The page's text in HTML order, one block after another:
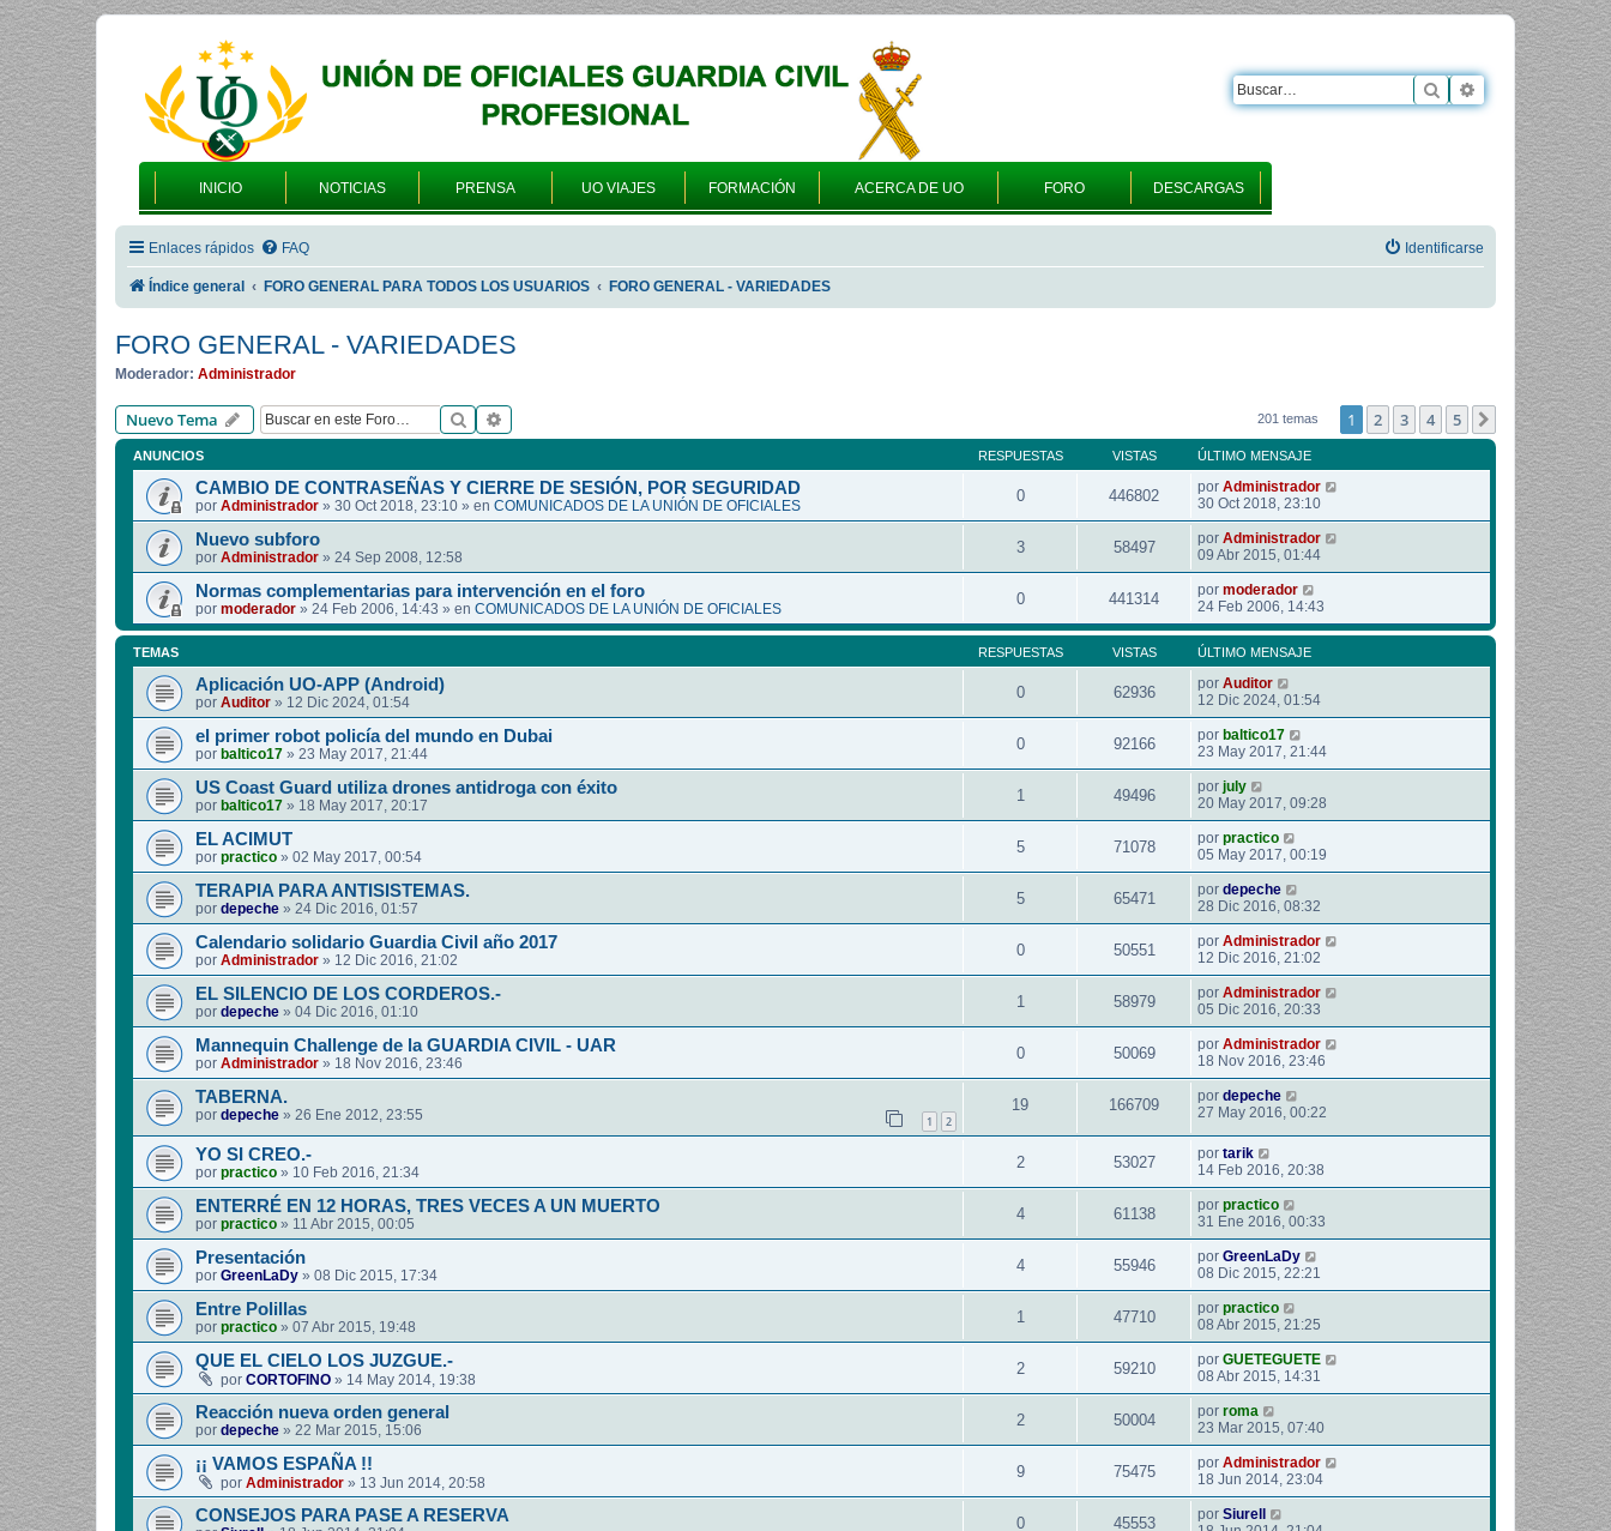
INICIO NOTICIAS PRENSA UO VIAJES FORMACIÓN ACERCA DE UO FORO DESCARGAS
Buscar Búsqueda
Enlaces rápidos FAQ Identificarse
Índice general FORO GENERAL PARA TODOS LOS USUARIOS FORO GENERAL - VARIEDADES
FORO GENERAL - VARIEDADES
Moderador: Administrador
Nuevo Tema Buscar 201 temas 1 2 3 4 5 Siguiente
ANUNCIOS RESPUESTAS VISTAS ÚLTIMO MENSAJE
CAMBIO DE CONTRASEÑAS Y CIERRE DE SESIÓN, POR SEGURIDAD
por Administrador » 30 Oct 2018, 23:10 » en COMUNICADOS DE LA UNIÓN DE OFICIALES
0 446802 por Administrador
30 Oct 2018, 23:10
Nuevo subforo
por Administrador » 24 Sep 2008, 12:58
3 58497 por Administrador
09 Abr 2015, 01:44
Normas complementarias para intervención en el foro
por moderador » 24 Feb 2006, 14:43 » en COMUNICADOS DE LA UNIÓN DE OFICIALES
0 441314 por moderador
24 Feb 2006, 14:43
TEMAS RESPUESTAS VISTAS ÚLTIMO MENSAJE
Aplicación UO-APP (Android)
por Auditor » 12 Dic 2024, 01:54
0 62936 por Auditor
12 Dic 2024, 01:54
el primer robot policía del mundo en Dubai
por baltico17 » 23 May 2017, 21:44
0 92166 por baltico17
23 May 2017, 21:44
US Coast Guard utiliza drones antidroga con éxito
por baltico17 » 18 May 2017, 20:17
1 49496 por july
20 May 2017, 09:28
EL ACIMUT
por practico » 02 May 2017, 00:54
5 71078 por practico
05 May 2017, 00:19
TERAPIA PARA ANTISISTEMAS.
por depeche » 24 Dic 2016, 01:57
5 65471 por depeche
28 Dic 2016, 08:32
Calendario solidario Guardia Civil año 2017
por Administrador » 12 Dic 2016, 21:02
0 50551 por Administrador
12 Dic 2016, 21:02
EL SILENCIO DE LOS CORDEROS.-
por depeche » 04 Dic 2016, 01:10
1 58979 por Administrador
05 Dic 2016, 20:33
Mannequin Challenge de la GUARDIA CIVIL - UAR
por Administrador » 18 Nov 2016, 23:46
0 50069 por Administrador
18 Nov 2016, 23:46
TABERNA.
por depeche » 26 Ene 2012, 23:55 1 2
19 166709 por depeche
27 May 2016, 00:22
YO SI CREO.-
por practico » 10 Feb 2016, 21:34
2 53027 por tarik
14 Feb 2016, 20:38
ENTERRÉ EN 12 HORAS, TRES VECES A UN MUERTO
por practico » 11 Abr 2015, 00:05
4 61138 por practico
31 Ene 2016, 00:33
Presentación
por GreenLaDy » 08 Dic 2015, 17:34
4 55946 por GreenLaDy
08 Dic 2015, 22:21
Entre Polillas
por practico » 07 Abr 2015, 19:48
1 47710 por practico
08 Abr 2015, 21:25
QUE EL CIELO LOS JUZGUE.-
por CORTOFINO » 14 May 2014, 19:38
2 59210 por GUETEGUETE
08 Abr 2015, 14:31
Reacción nueva orden general
por depeche » 22 Mar 2015, 15:06
2 50004 por roma
23 Mar 2015, 07:40
¡¡ VAMOS ESPAÑA !!
por Administrador » 13 Jun 2014, 20:58
9 75475 por Administrador
18 Jun 2014, 23:04
CONSEJOS PARA PASE A RESERVA 0 45553 por Siurell